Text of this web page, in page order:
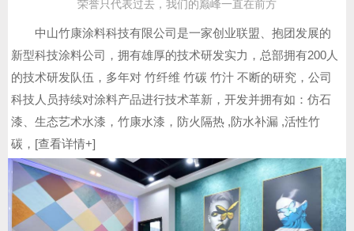
荣誉只代表过去，我们的巅峰一直在前方
中山竹康涂料科技有限公司是一家创业联盟、抱团发展的
新型科技涂料公司，拥有雄厚的技术研发实力，总部拥有200人
的技术研发队伍，多年对 竹纤维 竹碳 竹汁 不断的研究，公司
科技人员持续对涂料产品进行技术革新，开发并拥有如：仿石
漆、生态艺术水漆，竹康水漆，防火隔热 ,防水补漏 ,活性竹
碳，[查看详情+]